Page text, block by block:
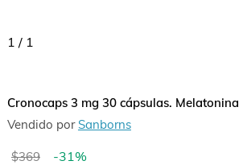
1 / 1
Cronocaps 3 mg 30 cápsulas. Melatonina
Vendido por Sanborns
$369 -31%